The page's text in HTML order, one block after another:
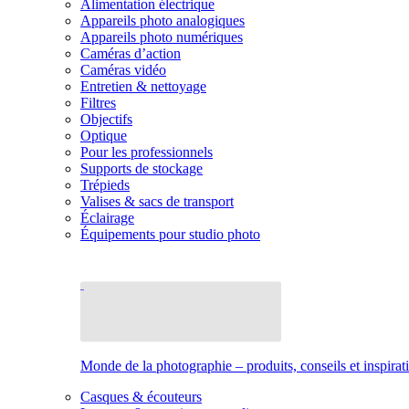
Alimentation électrique
Appareils photo analogiques
Appareils photo numériques
Caméras d’action
Caméras vidéo
Entretien & nettoyage
Filtres
Objectifs
Optique
Pour les professionnels
Supports de stockage
Trépieds
Valises & sacs de transport
Éclairage
Équipements pour studio photo
Monde de la photographie – produits, conseils et
Casques & écouteurs